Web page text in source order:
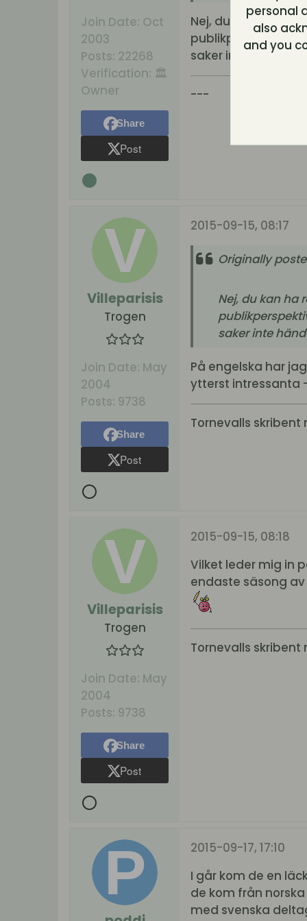
Join Date: Oct
2003
Posts: 22268
Verification: 🏛️
Owner
Share
Post
Nej, du kan ha
publikperspektiv.
saker inte händer.
---
Villeparisis
Trogen
Join Date: May
2004
Posts: 9738
Share
Post
2015-09-15, 08:17
Originally
Nej, du kan ha
saker inte
På engelska har
ytterst intressanta
Tornevalls skribent
Villeparisis
Trogen
Join Date: May
2004
Posts: 9738
Share
Post
2015-09-15, 08:18
Vilket leder mig in
endaste säsong av
Tornevalls skribent
2015-09-17, 17:10
I går kom de en
de kom från
med svenska
personal
also
and you